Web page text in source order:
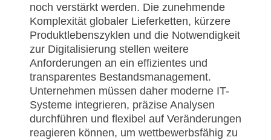
noch verstärkt werden. Die zunehmende
Komplexität globaler Lieferketten, kürzere
Produktlebenszyklen und die Notwendigkeit
zur Digitalisierung stellen weitere
Anforderungen an ein effizientes und
transparentes Bestandsmanagement.
Unternehmen müssen daher moderne IT-
Systeme integrieren, präzise Analysen
durchführen und flexibel auf Veränderungen
reagieren können, um wettbewerbsfähig zu